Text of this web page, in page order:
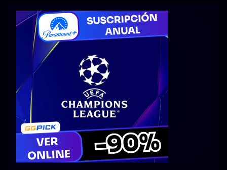
Fantástico Romance
Bélico Thriller
Biográfico
SERIES
Series 1080p Series 4K HDR
Series 720p 2160p 4K SDR
Series 1080p 60 FPS